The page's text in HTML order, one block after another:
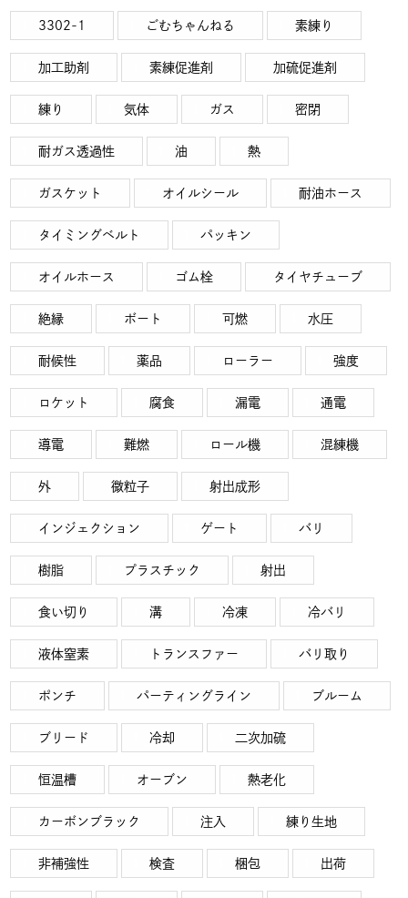
3302-1 ごむちゃんねる 素練り
加工助剤 素練促進剤 加硫促進剤
練り 気体 ガス 密閉
耐ガス透過性 油 熱
ガスケット オイルシール 耐油ホース
タイミングベルト パッキン
オイルホース ゴム栓 タイヤチューブ
絶縁 ボート 可燃 水圧
耐候性 薬品 ローラー 強度
ロケット 腐食 漏電 通電
導電 難燃 ロール機 混練機
外 微粒子 射出成形
インジェクション ゲート バリ
樹脂 プラスチック 射出
食い切り 溝 冷凍 冷バリ
液体窒素 トランスファー バリ取り
ポンチ パーティングライン ブルーム
ブリード 冷却 二次加硫
恒温槽 オーブン 熱老化
カーボンブラック 注入 練り生地
非補強性 検査 梱包 出荷